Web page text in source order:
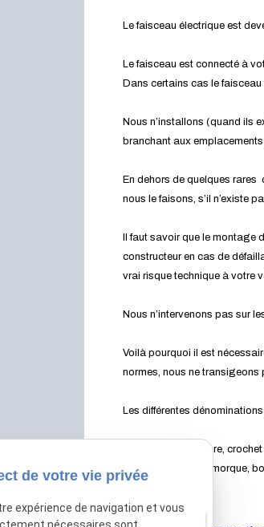
Le faisceau électrique est
Le faisceau est connecté à
Dans certains cas le
Nous n’installons (quand ils
branchant aux
En dehors de quelques
nous le faisons, s’il n’existe
Il faut savoir que le
constructeur en cas de
vrai risque technique à votre
Nous n’intervenons pas sur
Voilà pourquoi il est
normes, nous ne transigeons
Les différentes
Attelage pour voiture,
auto, boule pour remorque,
de votre vie privée
expérience de navigation et vous
nécessaires sont